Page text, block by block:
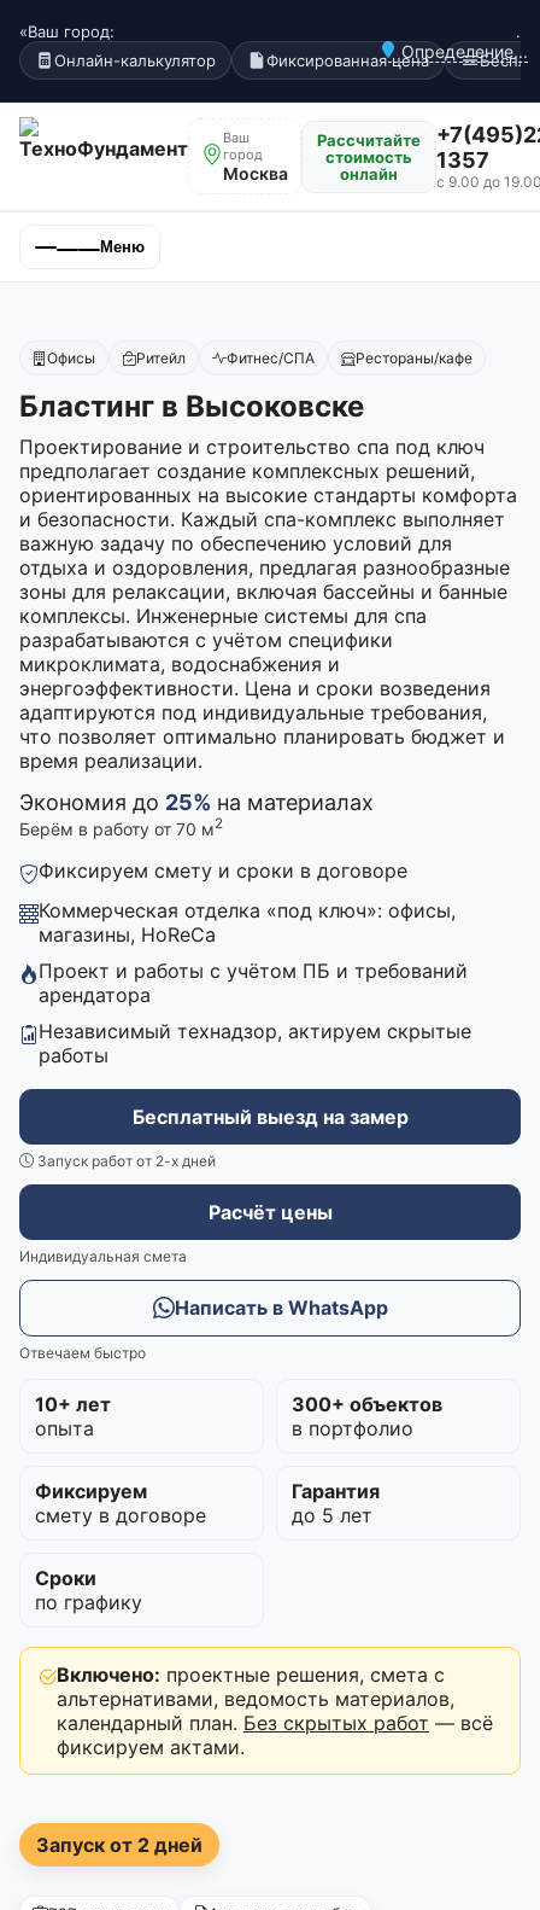
«Ваш город:
Определение...
.
Онлайн-калькулятор
Фиксированная цена
Ваш
город
Москва
Рассчитайте
стоимость
онлайн
1357
с 9.00 до
Меню
Офисы Ритейл Фитнес/СПА Рестораны/кафе
Бластинг в Высоковске
Проектирование и строительство спа под ключ
предполагает создание комплексных решений,
ориентированных на высокие стандарты комфорта
и безопасности. Каждый спа-комплекс выполняет
важную задачу по обеспечению условий для
отдыха и оздоровления, предлагая разнообразные
зоны для релаксации, включая бассейны и банные
комплексы. Инженерные системы для спа
разрабатываются с учётом специфики
микроклимата, водоснабжения и
энергоэффективности. Цена и сроки возведения
адаптируются под индивидуальные требования,
что позволяет оптимально планировать бюджет и
время реализации.
Экономия до 25% на материалах
Берём в работу от 70 м2
Фиксируем смету и сроки в договоре
Коммерческая отделка «под ключ»: офисы,
магазины, HoReCa
Проект и работы с учётом ПБ и требований
арендатора
Независимый технадзор, актируем скрытые
работы
Бесплатный выезд на замер
Запуск работ от 2-х дней
Расчёт цены
Индивидуальная смета
Написать в WhatsApp
Отвечаем быстро
10+ лет
опыта
300+ объектов
в портфолио
Фиксируем
смету в договоре
Гарантия
до 5 лет
Сроки
по графику
Включено: проектные решения, смета с
альтернативами, ведомость материалов,
календарный план. Без скрытых работ — всё
фиксируем актами.
Запуск от 2 дней